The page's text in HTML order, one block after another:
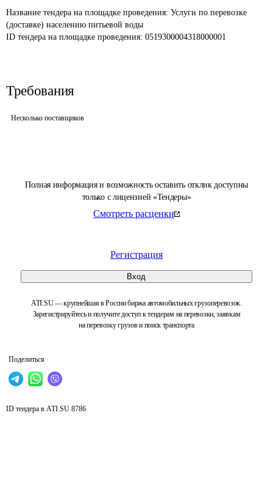
Полная информация и возможность оставить отклик доступны
только с лицензией «Тендеры»
Смотреть расценки
Регистрация
Вход
ATI.SU — крупнейшая в России биржа автомобильных грузоперевозок.
Зарегистрируйтесь и получите доступ к тендерам на перевозки, заявкам
на перевозку грузов и поиск транспорта
Поделиться
Название тендера на площадке проведения: Услуги по перевозке
(доставке) населению питьевой воды
ID тендера на площадке проведения: 0519300004318000001
Требования
Несколько поставщиков
ID тендера в ATI.SU 8786